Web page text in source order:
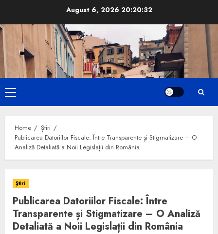
content
August 6, 2026 20:20:33
Primary
Menu
Home
Știri
Publicarea Datoriilor Fiscale: Între Transparente și Stigmatizare – O
Analiză Detaliată a Noii Legislații din România
Știri
Publicarea Datoriilor Fiscale: Între
Transparente și Stigmatizare – O Analiză
Detaliată a Noii Legislații din România